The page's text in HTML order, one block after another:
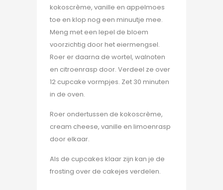
kokoscrème, vanille en appelmoes
toe en klop nog een minuutje mee.
Meng met een lepel de bloem
voorzichtig door het eiermengsel.
Roer er daarna de wortel, walnoten
en citroenrasp door. Verdeel ze over
12 cupcake vormpjes. Zet 30 minuten
in de oven.
Roer ondertussen de kokoscrème,
cream cheese, vanille en limoenrasp
door elkaar.
Als de cupcakes klaar zijn kan je de
frosting over de cakejes verdelen.